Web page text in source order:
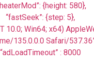
{height: 580},
“fastSeek”: {step: 5},
10.0; Win64; x64)
135.0.0.0 Safari/
“adLoadTimeout” : 8000